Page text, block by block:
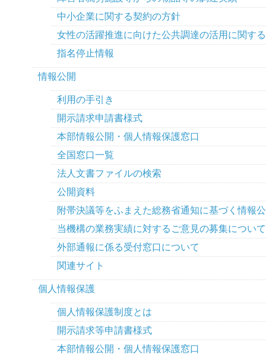
中小企業に関する契約の方針
女性の活躍推進に向けた公共調達の活用に関す
指名停止情報
情報公開
利用の手引き
開示請求申請書様式
本部情報公開・個人情報保護窓口
全国窓口一覧
法人文書ファイルの検索
公開資料
附帯決議等をふまえた総務省通知に基づく情報
当機構の業務実績に対するご意見の募集について
外部通報に係る受付窓口について
関連サイト
個人情報保護
個人情報保護制度とは
開示請求等申請書様式
本部情報公開・個人情報保護窓口